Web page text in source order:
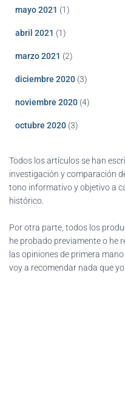
mayo 2021 (1)
abril 2021 (1)
marzo 2021 (2)
diciembre 2020 (3)
noviembre 2020 (4)
octubre 2020 (3)
Todos los artículos se han
investigación y comparación
tono informativo y objetivo a
histórico.
Por otra parte, todos los
he probado previamente o he
las opiniones de primera
voy a recomendar nada que